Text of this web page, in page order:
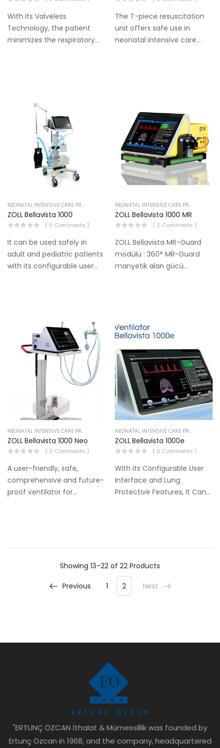
With its Valveless
Technology, the patient
minimizes the respiratory
The T-piece resuscitation
unit offers safe use in
neonatal intensive care
NEONATAL INTENSIVE CARE PRODUCTS
ZOLL Bellavista 1000
( 0 Comments )
It can be used safely in
adult and pediatric patients
with its configurable user
NEONATAL INTENSIVE CARE PRODUCTS
ZOLL Bellavista 1000 MR
( 0 Comments )
ZOLL Bellavista MR-Guard
modülü : 360° MR-Guard
manyetik alan gücü
gösterir ve ventilatör,
MRI’dan gerekli mesafeyi…
NEONATAL INTENSIVE CARE PRODUCTS
ZOLL Bellavista 1000 Neo
( 0 Comments )
A user-friendly, safe,
comprehensive and future-
proof ventilator for
NEONATAL INTENSIVE CARE PRODUCTS
ZOLL Bellavista 1000e
( 0 Comments )
With its Configurable User
Interface and Lung
Protective Features, It Can
Showing 13–22 of 22 Products
Previous 1 2 Next
"ERTUNÇ ÖZCAN İthalat & Mümessillik was founded by
Ertunç Özcan in 1968, and the company, headquartered